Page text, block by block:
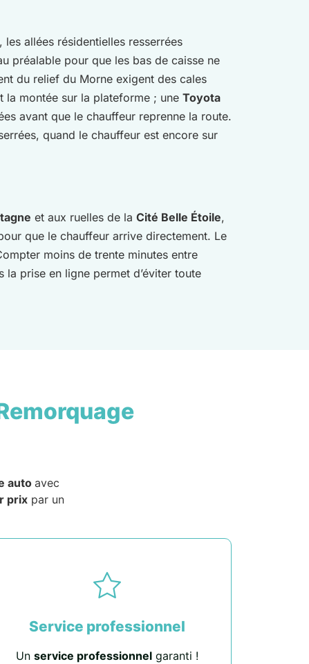
allées résidentielles resserrées
préalable pour que les bas de caisse ne
du relief du Morne exigent des cales
la montée sur la plateforme ; une Toyota
avant que le chauffeur reprenne la route.
quand le chauffeur est encore sur
et aux ruelles de la Cité Belle Étoile,
que le chauffeur arrive directement. Le
moins de trente minutes entre
la prise en ligne permet d’éviter toute
auto avec
prix par un
Service professionnel
Un service professionnel garanti !